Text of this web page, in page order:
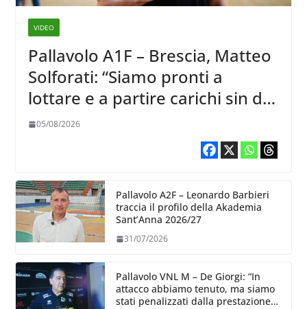
VIDEO
Pallavolo A1F – Brescia, Matteo
Solforati: “Siamo pronti a
lottare e a partire carichi sin dal
primo giorno”
05/08/2026
Pallavolo A2F – Leonardo Barbieri
traccia il profilo della Akademia
Sant’Anna 2026/27
31/07/2026
Pallavolo VNL M – De Giorgi: “In
attacco abbiamo tenuto, ma siamo
stati penalizzati dalla prestazione